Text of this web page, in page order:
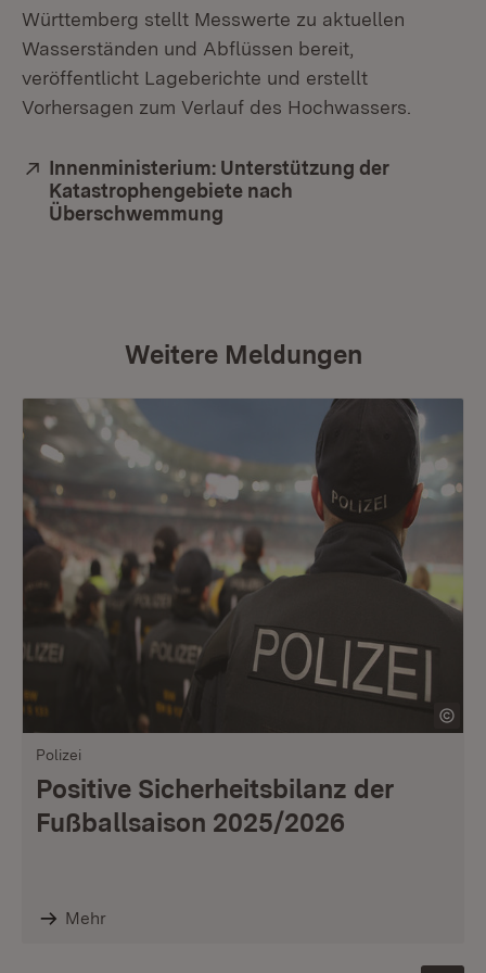
Württemberg stellt Messwerte zu aktuellen
Wasserständen und Abflüssen bereit,
veröffentlicht Lageberichte und erstellt
Vorhersagen zum Verlauf des Hochwassers.
Extern:
Innenministerium: Unterstützung der
Katastrophengebiete nach
Überschwemmung
Weitere Meldungen
Polizei
Positive Sicherheitsbilanz der
Fußballsaison 2025/2026
Mehr